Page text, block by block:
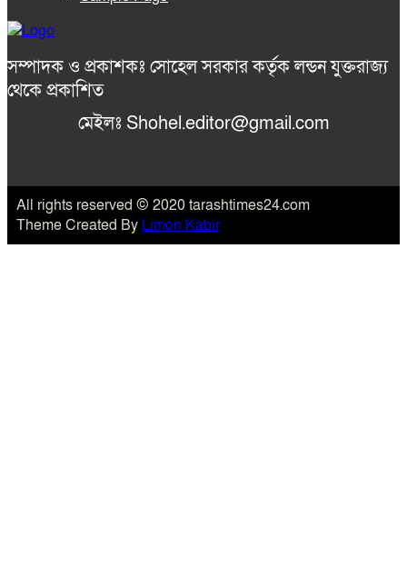
সম্পাদক ও প্রকাশকঃ সোহেল সরকার কর্তৃক লন্ডন যুক্তরাজ্য
থেকে প্রকাশিত
মেইলঃ Shohel.editor@gmail.com
All rights reserved © 2020 tarashtimes24.com
Theme Created By Limon Kabir